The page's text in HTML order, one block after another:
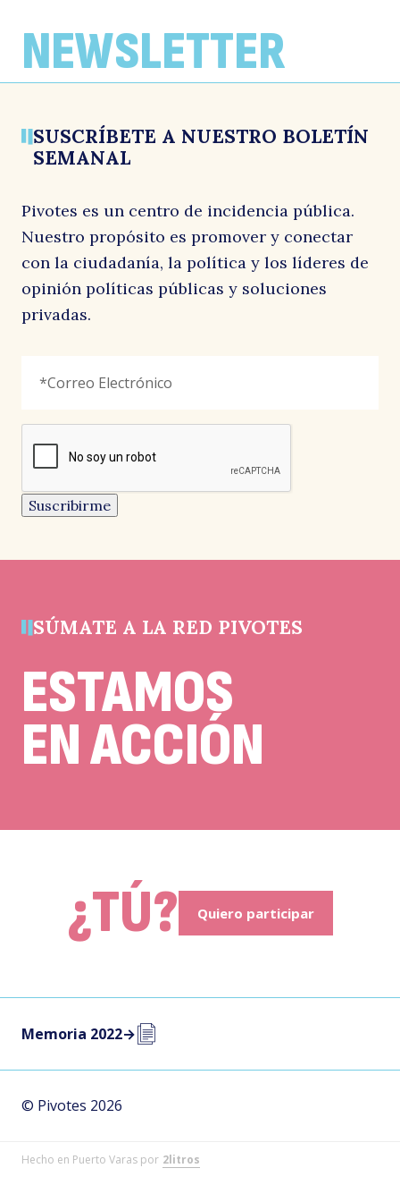
Desarrollo Económico y Social
19 mayo, 2026
NEWSLETTER
SUSCRÍBETE A NUESTRO BOLETÍN
SEMANAL
señala
campo
un
campo
de
debe
Electrónico *
reCAPTCHA
Suscribirme
Pivotes es un centro de incidencia pública.
Nuestro propósito es promover y conectar
con la ciudadanía, la política y los líderes de
opinión políticas públicas y soluciones
privadas.
SÚMATE A LA RED PIVOTES
ESTAMOS
EN ACCIÓN
¿TÚ? Quiero participar
© Pivotes 2026
Memoria 2022→
Hecho en Puerto Varas por 2litros